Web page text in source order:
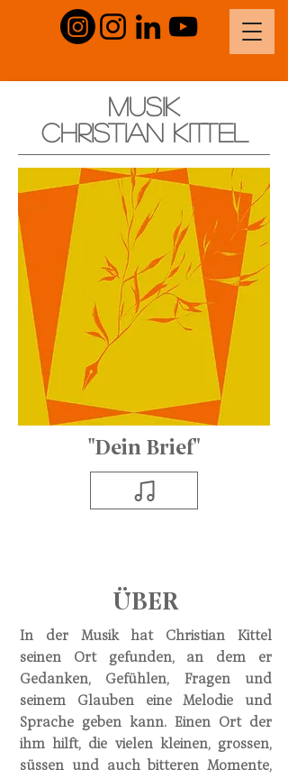
MUSIK
Christian Kittel
"Dein Brief"
ÜBER
In der Musik hat Christian Kittel
seinen Ort gefunden, an dem er
Gedanken, Gefühlen, Fragen und
seinem Glauben eine Melodie und
Sprache geben kann. Einen Ort der
ihm hilft, die vielen kleinen, grossen,
süssen und auch bitteren Momente,